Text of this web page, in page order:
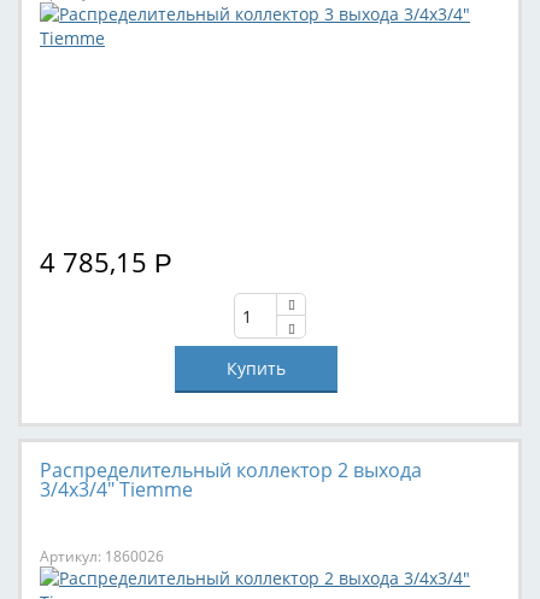
4 785,15 Р
Распределительный коллектор 2 выхода
3/4х3/4" Tiemme
Артикул: 1860026